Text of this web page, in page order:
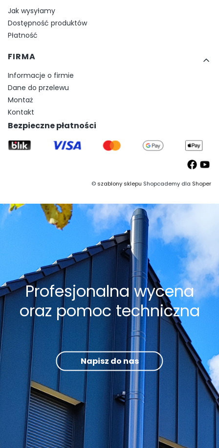
Jak wysyłamy
Dostępność produktów
Płatność
FIRMA
Informacje o firmie
Dane do przelewu
Montaż
Kontakt
Bezpieczne płatności
©szablony sklepu Shopcademy dla Shoper
Profesjonalna wycena
oraz pomoc techniczna
Napisz do nas